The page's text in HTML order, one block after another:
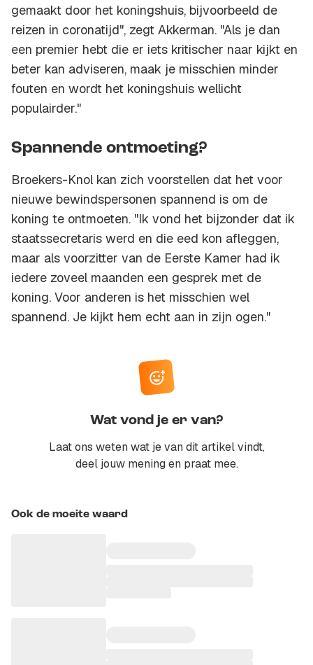
gemaakt door het koningshuis, bijvoorbeeld de
reizen in coronatijd", zegt Akkerman. "Als je dan
een premier hebt die er iets kritischer naar kijkt en
beter kan adviseren, maak je misschien minder
fouten en wordt het koningshuis wellicht
populairder."
Spannende ontmoeting?
Broekers-Knol kan zich voorstellen dat het voor
nieuwe bewindspersonen spannend is om de
koning te ontmoeten. "Ik vond het bijzonder dat ik
staatssecretaris werd en die eed kon afleggen,
maar als voorzitter van de Eerste Kamer had ik
iedere zoveel maanden een gesprek met de
koning. Voor anderen is het misschien wel
spannend. Je kijkt hem echt aan in zijn ogen."
Wat vond je er van?
Laat ons weten wat je van dit artikel vindt,
deel jouw mening en praat mee.
Ook de moeite waard